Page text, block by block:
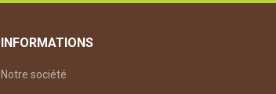
INFORMATIONS
Notre société